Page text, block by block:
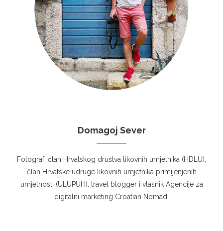
Domagoj Sever
Fotograf, član Hrvatskog društva likovnih umjetnika (HDLU),
član Hrvatske udruge likovnih umjetnika primijenjenih
umjetnosti (ULUPUH), travel blogger i vlasnik Agencije za
digitalni marketing Croatian Nomad.